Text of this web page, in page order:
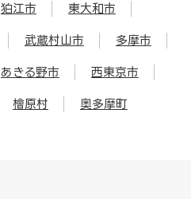
狛江市 東大和市
武蔵村山市 多摩市
あきる野市 西東京市
檜原村 奥多摩町